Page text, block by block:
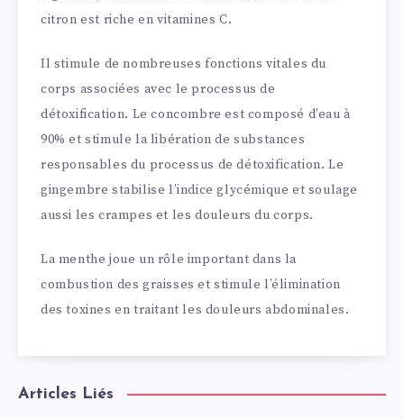
citron est riche en vitamines C.
Il stimule de nombreuses fonctions vitales du
corps associées avec le processus de
détoxification. Le concombre est composé d’eau à
90% et stimule la libération de substances
responsables du processus de détoxification. Le
gingembre stabilise l’indice glycémique et soulage
aussi les crampes et les douleurs du corps.
La menthe joue un rôle important dans la
combustion des graisses et stimule l’élimination
des toxines en traitant les douleurs abdominales.
Articles Liés